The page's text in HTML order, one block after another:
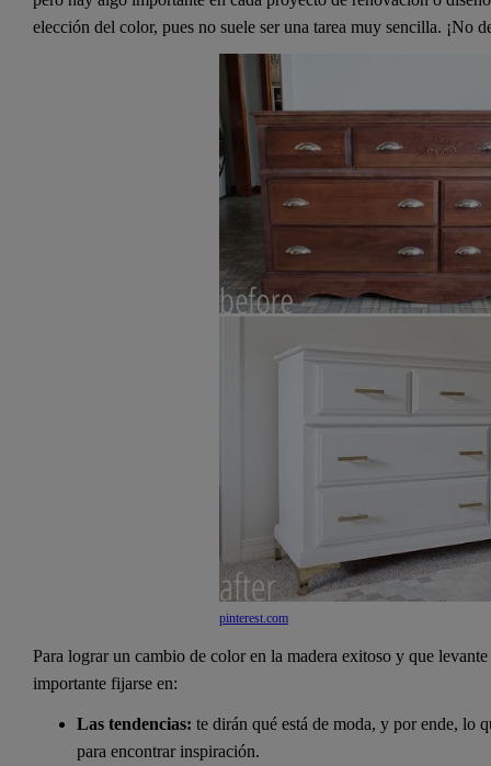
elección del color, pues no suele ser una tarea muy sencilla. ¡No
pinterest.com
Para lograr un cambio de color en la madera exitoso y que
importante fijarse en:
Las tendencias: te dirán qué está de moda, y por ende, lo
para encontrar inspiración.